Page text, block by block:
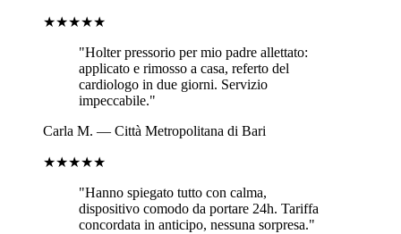
★★★★★
"Holter pressorio per mio padre allettato:
applicato e rimosso a casa, referto del
cardiologo in due giorni. Servizio
impeccabile."
Carla M. — Città Metropolitana di Bari
★★★★★
"Hanno spiegato tutto con calma,
dispositivo comodo da portare 24h. Tariffa
concordata in anticipo, nessuna sorpresa."